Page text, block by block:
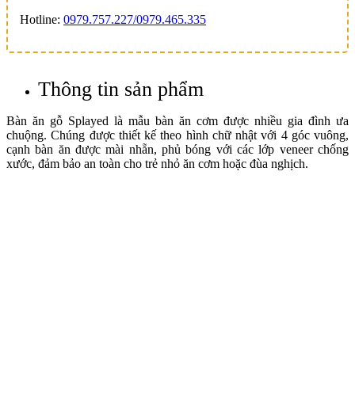
Hotline: 0979.757.227/0979.465.335
Thông tin sản phẩm
Bàn ăn gỗ Splayed là mẫu bàn ăn cơm được nhiều gia đình ưa
chuộng. Chúng được thiết kế theo hình chữ nhật với 4 góc vuông,
cạnh bàn ăn được mài nhẵn, phủ bóng với các lớp veneer chống
xước, đảm bảo an toàn cho trẻ nhỏ ăn cơm hoặc đùa nghịch.